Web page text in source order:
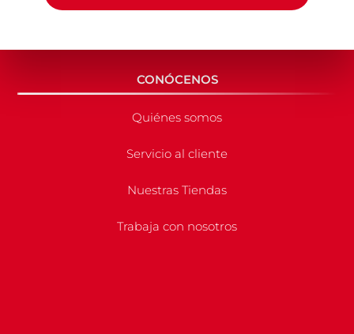
CONÓCENOS
Quiénes somos
Servicio al cliente
Nuestras Tiendas
Trabaja con nosotros